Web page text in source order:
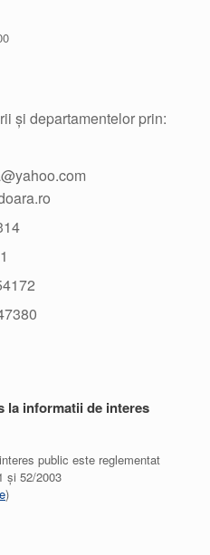
și departamentelor prin:
la informatii de interes
public este reglementat
și 52/2003
)